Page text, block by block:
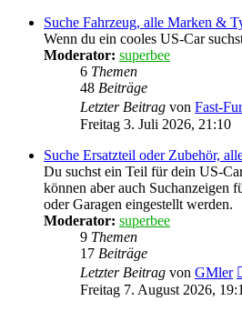
Suche Fahrzeug, alle Marken &
Wenn du ein cooles US-Car
Moderator: superbee
6 Themen
48 Beiträge
Letzter Beitrag von Fast-
Freitag 3. Juli 2026, 21:10
Suche Ersatzteil oder Zubehör,
Du suchst ein Teil für dein US-
können aber auch Suchanzeigen
oder Garagen eingestellt werden.
Moderator: superbee
9 Themen
17 Beiträge
Letzter Beitrag von GMler
Freitag 7. August 2026,